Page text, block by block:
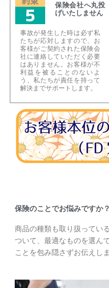
保険会社へ丸投
げいたしません
事故が発生した時は必ず私
たちが応対しますので、お
客様がご契約された保険会
社に連絡していただく必要
はありません。お客様が不
利益を被ることのないよ
う、私たちが責任を持って
解決までサポートします。
保険のことでお悩みですか？
商品の種類も取り扱ってい
ついて、最適なものを選ん
ことを包み隠さずお伝えしま